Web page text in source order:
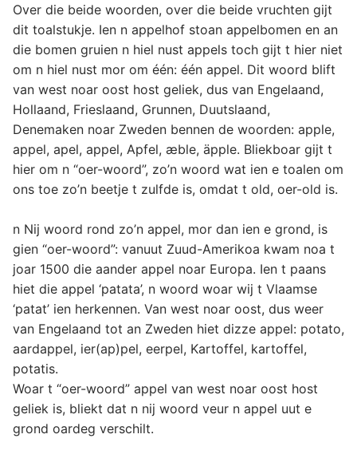
Over die beide woorden, over die beide vruchten gijt
dit toalstukje. Ien n appelhof stoan appelbomen en an
die bomen gruien n hiel nust appels toch gijt t hier niet
om n hiel nust mor om één: één appel. Dit woord blift
van west noar oost host geliek, dus van Engelaand,
Hollaand, Frieslaand, Grunnen, Duutslaand,
Denemaken noar Zweden bennen de woorden: apple,
appel, apel, appel, Apfel, æble, äpple. Bliekboar gijt t
hier om n “oer-woord”, zo’n woord wat ien e toalen om
ons toe zo’n beetje t zulfde is, omdat t old, oer-old is.
n Nij woord rond zo’n appel, mor dan ien e grond, is
gien “oer-woord”: vanuut Zuud-Amerikoa kwam noa t
joar 1500 die aander appel noar Europa. Ien t paans
hiet die appel ‘patata’, n woord woar wij t Vlaamse
‘patat’ ien herkennen. Van west noar oost, dus weer
van Engelaand tot an Zweden hiet dizze appel: potato,
aardappel, ier(ap)pel, eerpel, Kartoffel, kartoffel,
potatis.
Woar t “oer-woord” appel van west noar oost host
geliek is, bliekt dat n nij woord veur n appel uut e
grond oardeg verschilt.